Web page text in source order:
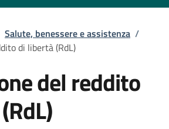
Salute, benessere e assistenza /
di libertà (RdL)
del reddito